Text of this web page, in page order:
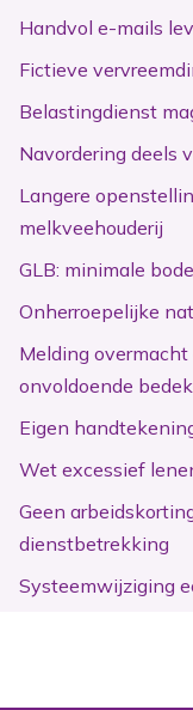
Handvol e-mails
Fictieve
Belastingdienst
Navordering deels
Langere
melkveehouderij
GLB: minimale
Onherroepelijke
Melding
onvoldoende
Eigen
Wet excessief
Geen
dienstbetrekking
Systeemwijziging